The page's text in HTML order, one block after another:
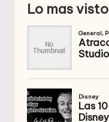
Lo mas visto